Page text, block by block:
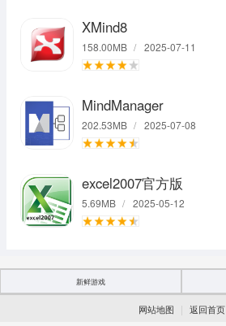
XMind8
158.00MB / 2025-07-11
MindManager
202.53MB / 2025-07-08
excel2007官方版
5.69MB / 2025-05-12
新鲜游戏
网站地图 | 返回首页